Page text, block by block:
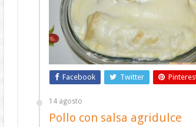
Facebook Twitter
14 agosto
Pollo con salsa agridulce